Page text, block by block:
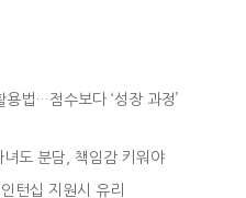
법…점수보다 ‘성장 과정’
도 분담, 책임감 키워야
턴십 지원시 유리